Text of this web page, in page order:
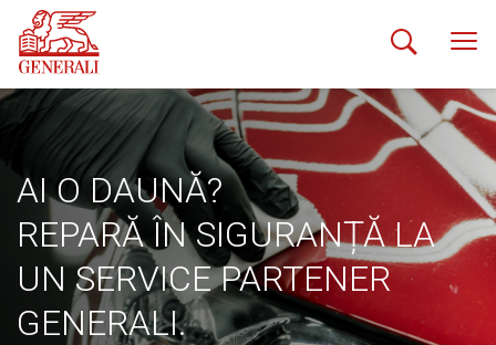
AI O DAUNĂ?
REPARĂ ÎN SIGURANȚĂ LA
UN SERVICE PARTENER
GENERALI.